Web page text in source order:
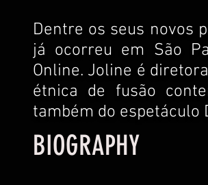
Dentre os seus novos
já ocorreu em São
Online. Joline é
étnica de fusão
também do espetáculo
BIOGRAPHY